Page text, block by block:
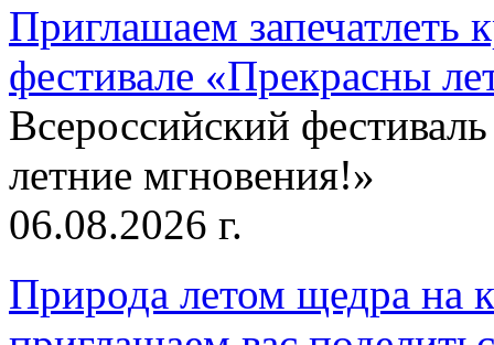
Приглашаем запечатлеть
фестивале «Прекрасны
Всероссийский
летние мгновения!»
06.08.2026 г.
Природа летом щедра на